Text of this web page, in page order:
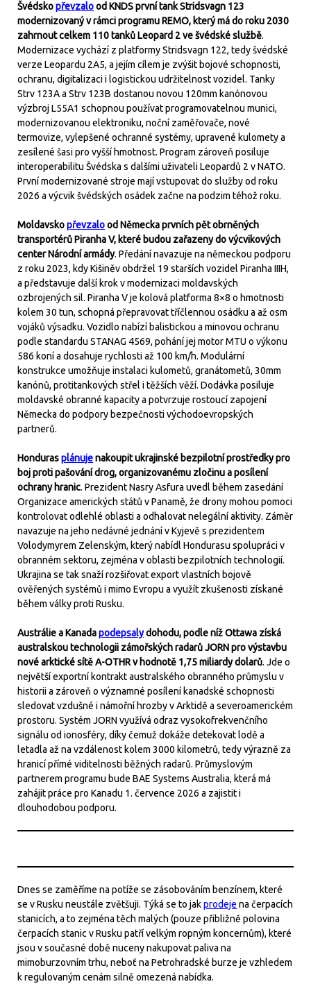
Švédskopřevzalood KNDS první tank Stridsvagn 123
modernizovaný v rámci programu REMO, který má do roku 2030
zahrnout celkem 110 tanků Leopard 2 ve švédské službě.
Modernizace vychází z platformy Stridsvagn 122, tedy švédské
verze Leopardu 2A5, a jejím cílem je zvýšit bojové schopnosti,
ochranu, digitalizaci i logistickou udržitelnost vozidel. Tanky
Strv 123A a Strv 123B dostanou novou 120mm kanónovou
výzbroj L55A1 schopnou používat programovatelnou munici,
modernizovanou elektroniku, noční zaměřovače, nové
termovize, vylepšené ochranné systémy, upravené kulomety a
zesílené šasi pro vyšší hmotnost. Program zároveň posiluje
interoperabilitu Švédska s dalšími uživateli Leopardů 2 v NATO.
První modernizované stroje mají vstupovat do služby od roku
2026 a výcvik švédských osádek začne na podzim téhož roku.
Moldavskopřevzalood Německa prvních pět obrněných
transportérů Piranha V, které budou zařazeny do výcvikových
center Národní armády. Předání navazuje na německou podporu
z roku 2023, kdy Kišiněv obdržel 19 starších vozidel Piranha IIIH,
a představuje další krok v modernizaci moldavských
ozbrojených sil. Piranha V je kolová platforma 8×8 o hmotnosti
kolem 30 tun, schopná přepravovat tříčlennou osádku a až osm
vojáků výsadku. Vozidlo nabízí balistickou a minovou ochranu
podle standardu STANAG 4569, pohání jej motor MTU o výkonu
586 koní a dosahuje rychlosti až 100 km/h. Modulární
konstrukce umožňuje instalaci kulometů, granátometů, 30mm
kanónů, protitankových střel i těžších věží. Dodávka posiluje
moldavské obranné kapacity a potvrzuje rostoucí zapojení
Německa do podpory bezpečnosti východoevropských
partnerů.
Hondurasplánujenakoupit ukrajinské bezpilotní prostředky pro
boj proti pašování drog, organizovanému zločinu a posílení
ochrany hranic. Prezident Nasry Asfura uvedl během zasedání
Organizace amerických států v Panamě, že drony mohou pomoci
kontrolovat odlehlé oblasti a odhalovat nelegální aktivity. Záměr
navazuje na jeho nedávné jednání v Kyjevě s prezidentem
Volodymyrem Zelenským, který nabídl Hondurasu spolupráci v
obranném sektoru, zejména v oblasti bezpilotních technologií.
Ukrajina se tak snaží rozšiřovat export vlastních bojově
ověřených systémů i mimo Evropu a využít zkušenosti získané
během války proti Rusku.
Austrálie a Kanadapodepsalydohodu, podle níž Ottawa získá
australskou technologii zámořských radarů JORN pro výstavbu
nové arktické sítě A-OTHR v hodnotě 1,75 miliardy dolarů. Jde o
největší exportní kontrakt australského obranného průmyslu v
historii a zároveň o významné posílení kanadské schopnosti
sledovat vzdušné i námořní hrozby v Arktidě a severoamerickém
prostoru. Systém JORN využívá odraz vysokofrekvenčního
signálu od ionosféry, díky čemuž dokáže detekovat lodě a
letadla až na vzdálenost kolem 3000 kilometrů, tedy výrazně za
hranicí přímé viditelnosti běžných radarů. Průmyslovým
partnerem programu bude BAE Systems Australia, která má
zahájit práce pro Kanadu 1. července 2026 a zajistit i
dlouhodobou podporu.
Dnes se zaměříme na potíže se zásobováním benzínem, které
se v Rusku neustále zvětšuji. Týká se to jakprodeje na čerpacích
stanicích, a to zejména těch malých (pouze přibližně polovina
čerpacích stanic v Rusku patří velkým ropným koncernům), které
jsou v současné době nuceny nakupovat paliva na
mimoburzovním trhu, neboť na Petrohradské burze je vzhledem
k regulovaným cenám silně omezená nabídka.